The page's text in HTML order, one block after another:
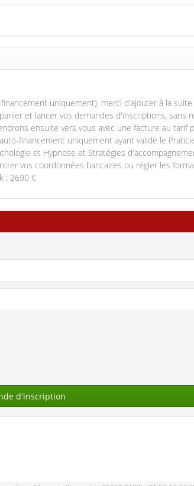
uniquement), merci d'ajouter à la suite
et lancer vos demandes d'inscriptions, sans
ensuite vers vous avec une facture au tarif
financement uniquement ayant validé le
et Hypnose et Stratégies
vos coordonnées bancaires ou régler les
: 2690 €
d'inscription